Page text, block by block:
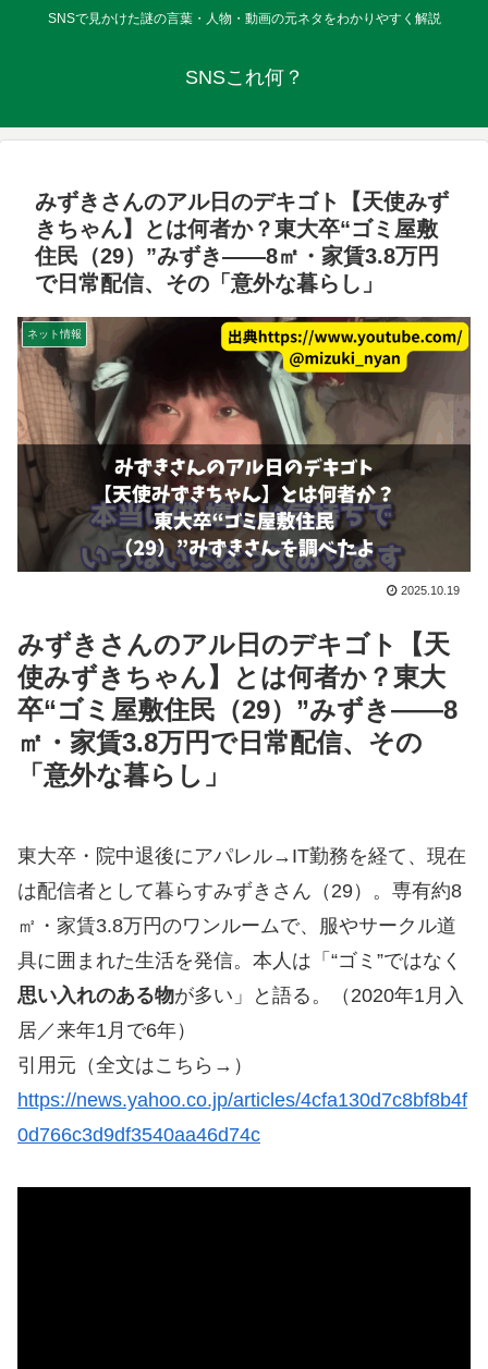
SNSで見かけた謎の言葉・人物・動画の元ネタをわかりやすく解説
SNSこれ何？
みずきさんのアル日のデキゴト【天使みず
きちゃん】とは何者か？東大卒“ゴミ屋敷
住民（29）”みずき――8㎡・家賃3.8万円
で日常配信、その「意外な暮らし」
ネット情報
2025.10.19
みずきさんのアル日のデキゴト【天
使みずきちゃん】
とは何者か？東大
卒“ゴミ屋敷住民（29）”みずき――8
㎡・家賃3.8万円で日常配信、その
「意外な暮らし」
東大卒・院中退後にアパレル→IT勤務を経て、現在
は配信者として暮らすみずきさん（29）。専有約8
㎡・家賃3.8万円のワンルームで、服やサークル道
具に囲まれた生活を発信。本人は「“ゴミ”ではなく
思い入れのある物が多い」と語る。（2020年1月入
居／来年1月で6年）
引用元（全文はこちら→）
https://news.yahoo.co.jp/articles/4cfa130d7c8bf8b4f
0d766c3d9df3540aa46d74c